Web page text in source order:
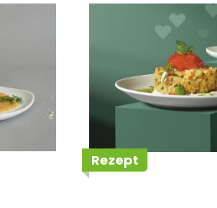
Kartoffel Tatar
Rezept